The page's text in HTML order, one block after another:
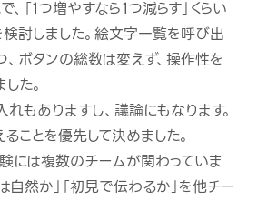
、「1つ増やすなら1つ減らす」くらい
討しました。絵文字一覧を呼び出
ボタンの総数は変えず、操作性を
た。
もありますし、議論にもなります。
ことを優先して決めました。
には複数のチームが関わっていま
自然か」「初見で伝わるか」を他チー